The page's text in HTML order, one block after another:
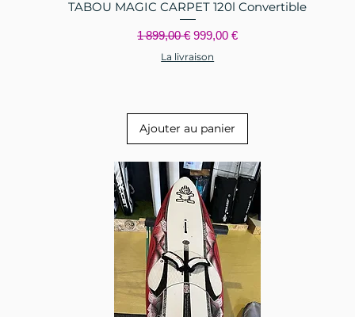
TABOU MAGIC CARPET 120l Convertible
Prix original
1 899,00 € Prix promotionnel
999,00 €
La livraison
Ajouter au panier